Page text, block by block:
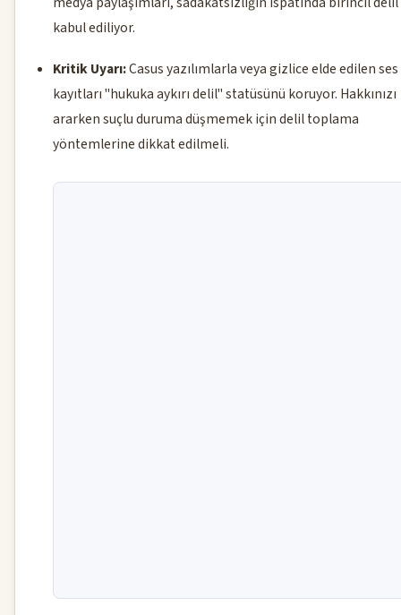
kabul ediliyor.
Kritik Uyarı:Casus yazılımlarla veya gizlice elde edilen ses
kayıtları "hukuka aykırı delil" statüsünü koruyor. Hakkınızı
ararken suçlu duruma düşmemek için delil toplama
yöntemlerine dikkat edilmeli.